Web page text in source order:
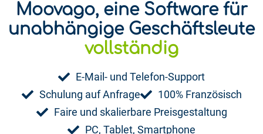
Moovago, eine Software für
unabhängige Geschäftsleute
vollständig
spielerisch
E-Mail- und Telefon-Support
Schulung auf Anfrage
100% Französisch
Faire und skalierbare Preisgestaltung
PC, Tablet, Smartphone